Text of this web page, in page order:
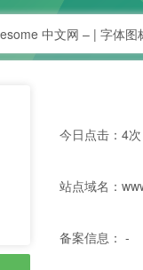
中文网 – | 字体图
今日点击：4次
站点域名：
备案信息： -